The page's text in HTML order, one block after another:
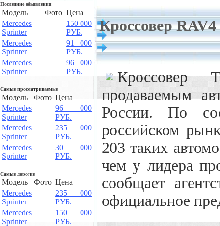
Последние обьявления
Модель Фото Цена
Mercedes
Sprinter
150 000
РУБ.
Mercedes
Sprinter
91 000
РУБ.
Mercedes
Sprinter
96 000
РУБ.
Самые просматриваемые
Модель Фото Цена
Mercedes
Sprinter
96 000
РУБ.
Mercedes
Sprinter
235 000
РУБ.
Mercedes
Sprinter
30 000
РУБ.
Самые дорогие
Модель Фото Цена
Mercedes
Sprinter
235 000
РУБ.
Mercedes
Sprinter
150 000
РУБ.
Кроссовер
Кроссовер
продаваемым
России. По
российском
203 таких
чем у лидера
сообщает
официальное